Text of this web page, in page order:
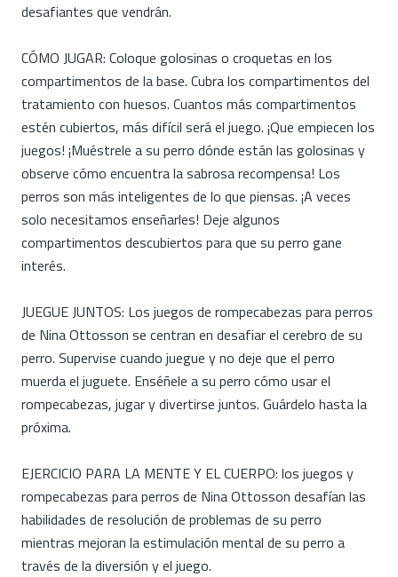
desafiantes que vendrán.
CÓMO JUGAR: Coloque golosinas o croquetas en los
compartimentos de la base. Cubra los compartimentos del
tratamiento con huesos. Cuantos más compartimentos
estén cubiertos, más difícil será el juego. ¡Que empiecen los
juegos! ¡Muéstrele a su perro dónde están las golosinas y
observe cómo encuentra la sabrosa recompensa! Los
perros son más inteligentes de lo que piensas. ¡A veces
solo necesitamos enseñarles! Deje algunos
compartimentos descubiertos para que su perro gane
interés.
JUEGUE JUNTOS: Los juegos de rompecabezas para perros
de Nina Ottosson se centran en desafiar el cerebro de su
perro. Supervise cuando juegue y no deje que el perro
muerda el juguete. Enséñele a su perro cómo usar el
rompecabezas, jugar y divertirse juntos. Guárdelo hasta la
próxima.
EJERCICIO PARA LA MENTE Y EL CUERPO: los juegos y
rompecabezas para perros de Nina Ottosson desafían las
habilidades de resolución de problemas de su perro
mientras mejoran la estimulación mental de su perro a
través de la diversión y el juego.